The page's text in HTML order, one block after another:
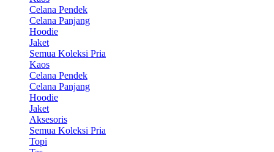
Celana Pendek
Celana Panjang
Hoodie
Jaket
Semua Koleksi Pria
Kaos
Celana Pendek
Celana Panjang
Hoodie
Jaket
Aksesoris
Semua Koleksi Pria
Topi